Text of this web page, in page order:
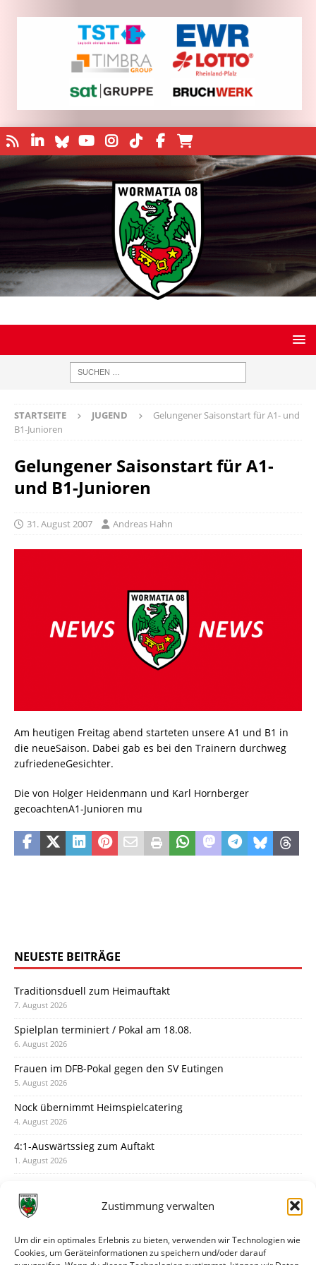
Zustimmung verwalten
Um dir ein optimales Erlebnis zu bieten, verwenden wir Technologien wie
Cookies, um Geräteinformationen zu speichern und/oder darauf
STARTSEITE JUGEND
Gelungener Saisonstart für A1- und
B1-Junioren
Gelungener Saisonstart für A1-
und B1-Junioren
31. August 2007 Andreas Hahn
Am heutigen Freitag abend starteten unsere A1 und B1 in
die neueSaison. Dabei gab es bei den Trainern durchweg
zufriedeneGesichter.
Die von Holger Heidenmann und Karl Hornberger
gecoachtenA1-Junioren mu
NEUESTE BEITRÄGE
Traditionsduell zum Heimauftakt
7. August 2026
Spielplan terminiert / Pokal am 18.08.
6. August 2026
Frauen im DFB-Pokal gegen den SV Eutingen
5. August 2026
Nock übernimmt Heimspielcatering
4. August 2026
4:1-Auswärtssieg zum Auftakt
1. August 2026
31. Juli 2026
30. Juli 2026